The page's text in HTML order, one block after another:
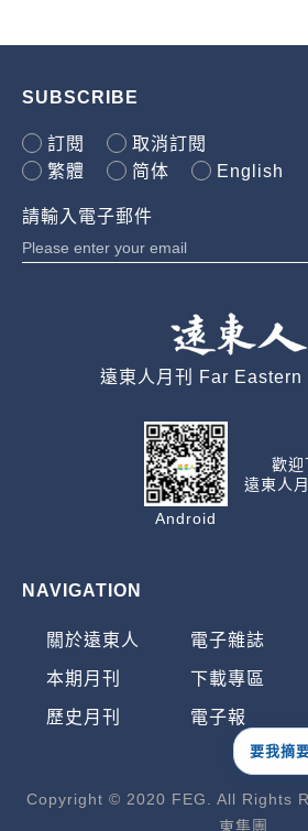
SUBSCRIBE
訂閱
取消訂閱
繁體
简体 English
請輸入電子郵件
遠東人月刊 Far
Android
歡迎
遠東人
NAVIGATION
關於遠東人 電子雜誌
本期月刊 下載專區
歷史月刊 電子報
Copyright © 2020 FEG. All Rights
東集團.
要我摘